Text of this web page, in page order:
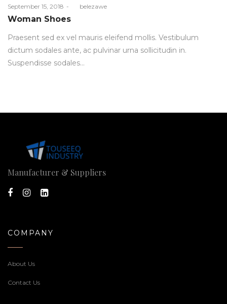
Posted
on
September 15, 2018 belezawe
Woman Shoes
Praesent sed ex vel mauris eleifend mollis. Vestibulum
dictum sodales ante, ac pulvinar urna sollicitudin in.
Suspendisse sodales…
Manufacturer & Suppliers
COMPANY
About Us
Contact Us